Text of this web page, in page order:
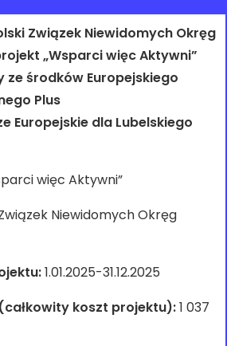
Związek Niewidomych Okręg
„Wsparci więc Aktywni”
ze środków Europejskiego
Plus
Europejskie dla Lubelskiego
więc Aktywni”
Niewidomych Okręg
1.01.2025-31.12.2025
koszt projektu):1 037